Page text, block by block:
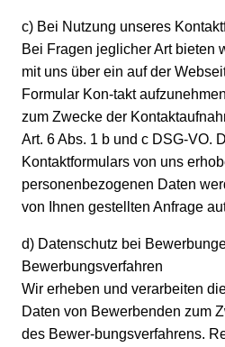
c) Bei Nutzung unseres
Bei Fragen jeglicher Art bieten
mit uns über ein auf der
Formular Kon-takt
zum Zwecke der
Art. 6 Abs. 1 b und c DSG-VO.
Kontaktformulars von uns
personenbezogenen Daten
von Ihnen gestellten Anfrage
d) Datenschutz bei
Bewerbungsverfahren
Wir erheben und verarbeiten
Daten von Bewerbenden zum
des Bewer-bungsverfahrens.